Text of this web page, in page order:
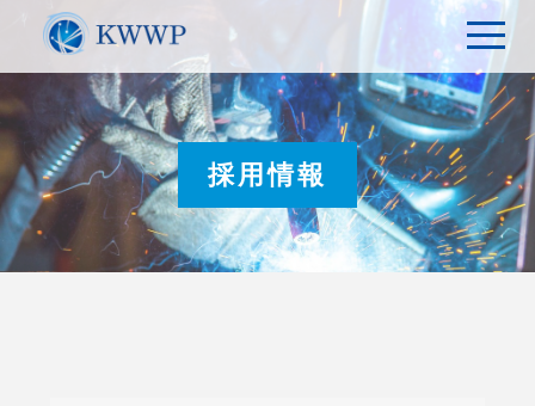
t
o
g
l
e
n
a
v
g
a
t
i
採用情報